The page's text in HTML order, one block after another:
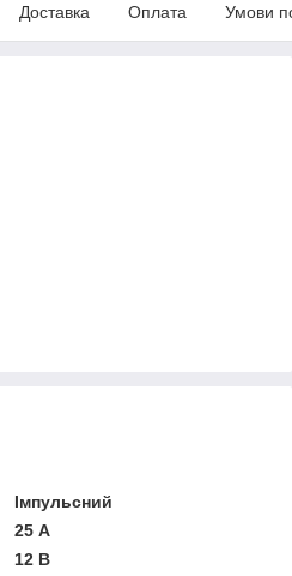
Доставка Оплата Умови
Імпульсний
25 А
12 В